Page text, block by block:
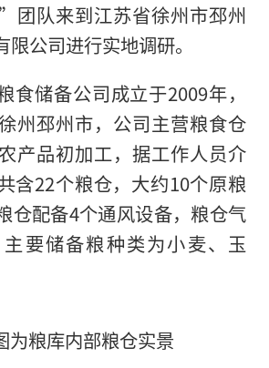
队来到江苏省徐州市邳州
公司进行实地调研。
食储备公司成立于2009年，
州邳州市，公司主营粮食仓
产品初加工，据工作人员介
含22个粮仓，大约10个原粮
仓配备4个通风设备，粮仓气
要储备粮种类为小麦、玉
为粮库内部粮仓实景